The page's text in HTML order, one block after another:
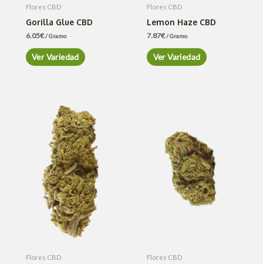
Flores CBD
Gorilla Glue CBD
6.05€/ Gramo
Ver Variedad
Flores CBD
Lemon Haze CBD
7.87€/ Gramo
Ver Variedad
Flores CBD Flores CBD